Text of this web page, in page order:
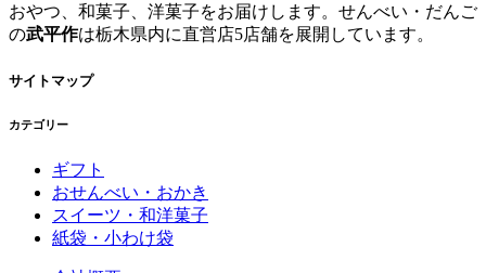
おやつ、和菓子、洋菓子をお届けします。せんべい・だんご
の武平作は栃木県内に直営店5店舗を展開しています。
サイトマップ
カテゴリー
ギフト
おせんべい・おかき
スイーツ・和洋菓子
紙袋・小わけ袋